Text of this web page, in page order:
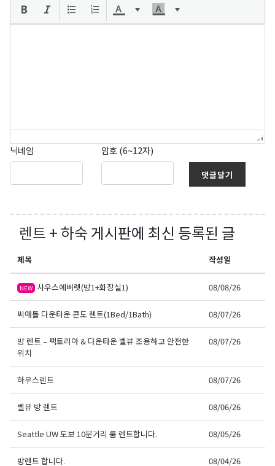
닉네임 암호 (6~12자)
댓글달기
렌트 + 하숙 게시판에 최신 등록된 글
제목 작성일
NEW 사우스에버렛(방1+화장실1) 08/08/26
씨애틀 다운타운 콘도 렌트(1Bed/1Bath) 08/07/26
방 렌트 – 팩토리아 & 다운타운 벨뷰 조용하고 안전한
위치
08/07/26
하우스렌트 08/07/26
벨뷰 방 렌트 08/06/26
Seattle UW 도보 10분거리 룸 렌트합니다. 08/05/26
방렌트 합니다. 08/04/26